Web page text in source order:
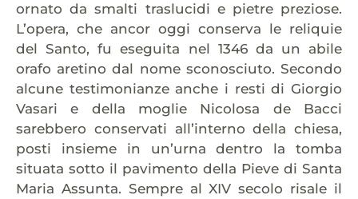
ornato da smalti traslucidi e pietre preziose.
L’opera, che ancor oggi conserva le reliquie
del Santo, fu eseguita nel 1346 da un abile
orafo aretino dal nome sconosciuto. Secondo
alcune testimonianze anche i resti di Giorgio
Vasari e della moglie Nicolosa de Bacci
sarebbero conservati all’interno della chiesa,
posti insieme in un’urna dentro la tomba
situata sotto il pavimento della Pieve di Santa
Maria Assunta. Sempre al XIV secolo risale il